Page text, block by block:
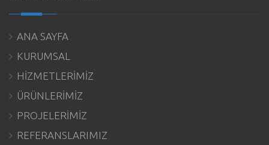
ANA SAYFA
KURUMSAL
HİZMETLERİMİZ
ÜRÜNLERİMİZ
PROJELERİMİZ
REFERANSLARIMIZ